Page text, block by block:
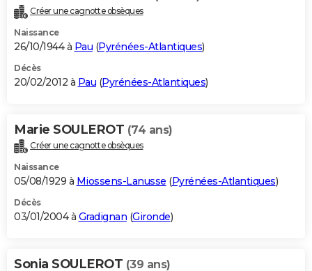
Créer une cagnotte obsèques
Naissance
26/10/1944 à Pau (Pyrénées-Atlantiques)
Décès
20/02/2012 à Pau (Pyrénées-Atlantiques)
Marie SOULEROT (74 ans)
Créer une cagnotte obsèques
Naissance
05/08/1929 à Miossens-Lanusse (Pyrénées-Atlantiques)
Décès
03/01/2004 à Gradignan (Gironde)
Sonia SOULEROT (39 ans)